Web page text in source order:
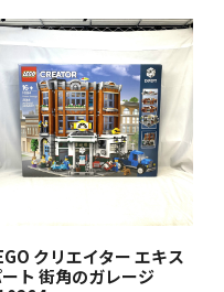
クリエイター エキス
ト 街角のガレージ